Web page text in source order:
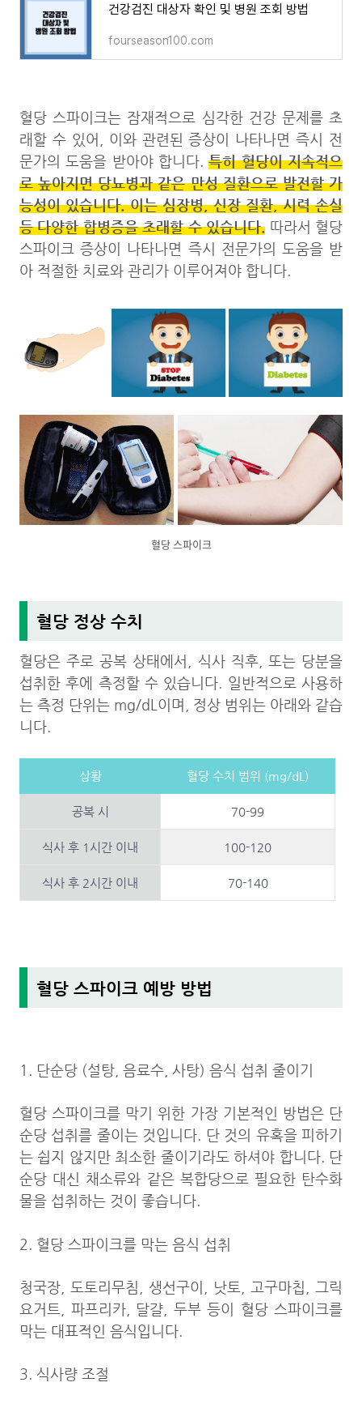
건강검진 대상자 확인 및 병원 조회 방법
fourseason100.com
혈당 스파이크는 잠재적으로 심각한 건강 문제를 초
래할 수 있어, 이와 관련된 증상이 나타나면 즉시 전
문가의 도움을 받아야 합니다.특히 혈당이 지속적으
로 높아지면 당뇨병과 같은 만성 질환으로 발전할 가
능성이 있습니다. 이는 심장병, 신장 질환, 시력 손실
등 다양한 합병증을 초래할 수 있습니다. 따라서 혈당
스파이크 증상이 나타나면 즉시 전문가의 도움을 받
아 적절한 치료와 관리가 이루어져야 합니다.
혈당 스파이크
혈당 정상 수치
혈당은 주로 공복 상태에서, 식사 직후, 또는 당분을
섭취한 후에 측정할 수 있습니다. 일반적으로 사용하
는 측정 단위는 mg/dL이며, 정상 범위는 아래와 같습
니다.
상황 혈당 수치 범위 (mg/dL)
공복 시 70-99
식사 후 1시간 이내 100-120
식사 후 2시간 이내 70-140
혈당 스파이크 예방 방법
1. 단순당 (설탕, 음료수, 사탕) 음식 섭취 줄이기
혈당 스파이크를 막기 위한 가장 기본적인 방법은 단
순당 섭취를 줄이는 것입니다. 단 것의 유혹을 피하기
는 쉽지 않지만 최소한 줄이기라도 하셔야 합니다. 단
순당 대신 채소류와 같은 복합당으로 필요한 탄수화
물을 섭취하는 것이 좋습니다.
2. 혈당 스파이크를 막는 음식 섭취
청국장, 도토리무침, 생선구이, 낫토, 고구마칩, 그릭
요거트, 파프리카, 달걀, 두부 등이 혈당 스파이크를
막는 대표적인 음식입니다.
3. 식사량 조절